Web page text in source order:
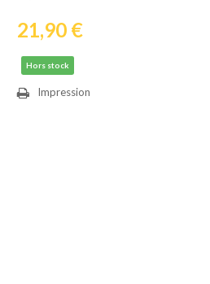
21,90 €
Hors stock
Impression